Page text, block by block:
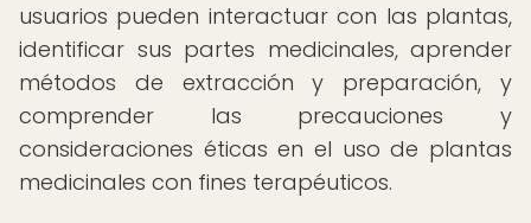
usuarios pueden interactuar con las plantas,
identificar sus partes medicinales, aprender
métodos de extracción y preparación, y
comprender las precauciones y
consideraciones éticas en el uso de plantas
medicinales con fines terapéuticos.